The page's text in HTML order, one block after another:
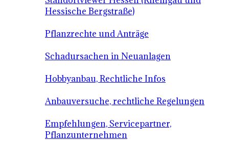
Hessische Bergstraße)
Pflanzrechte und Anträge
Schadursachen in Neuanlagen
Hobbyanbau, Rechtliche Infos
Anbauversuche, rechtliche Regelungen
Empfehlungen, Servicepartner,
Pflanzunternehmen